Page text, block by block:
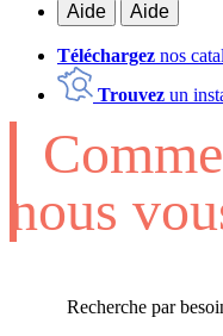
Aide
Aide
Téléchargez nos
Trouvez un
nous
Recherche par